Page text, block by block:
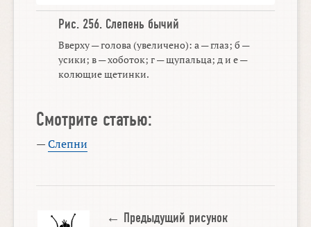
Рис. 256. Слепень бычий
Вверху — голова (увеличено): а — глаз; б —
усики; в — хоботок; г — щупальца; д и е —
колющие щетинки.
Смотрите статью:
—Слепни
← Предыдущий рисунок